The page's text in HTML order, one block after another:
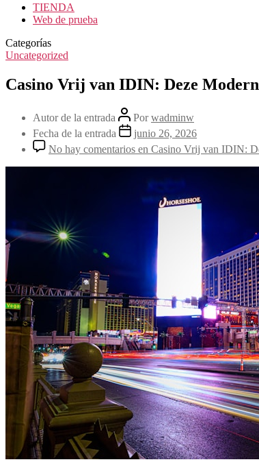
TIENDA
Web de prueba
Categorías
Uncategorized
Casino Vrij van IDIN: Deze
Autor de la entrada Porwadminw
Fecha de la entrada
junio 26, 2026
No hay comentarios en Casino Vrij van IDIN: